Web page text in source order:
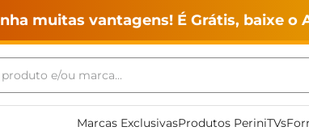
muitas vantagens! É Grátis, baixe o
e/ou marca...
Marcas ExclusivasProdutos PeriniTVs